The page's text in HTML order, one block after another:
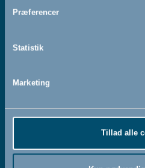
Præferencer
Statistik
Marketing
Tillad alle
læst og accepteret vores